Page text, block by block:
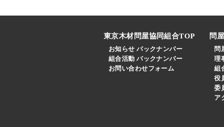
東京木材問屋協同組合TOP
お知らせ バックナンバー
組合活動 バックナンバー
お問い合わせフォーム
問
問
理
組
役
委
ア